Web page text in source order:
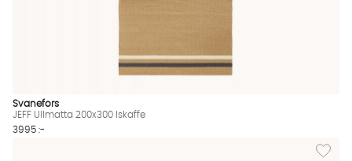
Svanefors
JEFF Ullmatta 200x300 Iskaffe
3995 :-
Lägg